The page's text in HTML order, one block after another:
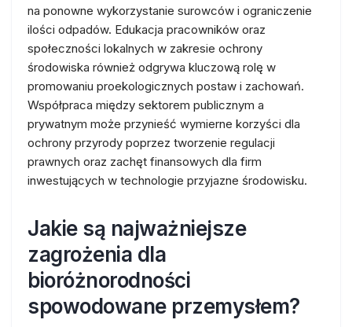
na ponowne wykorzystanie surowców i ograniczenie
ilości odpadów. Edukacja pracowników oraz
społeczności lokalnych w zakresie ochrony
środowiska również odgrywa kluczową rolę w
promowaniu proekologicznych postaw i zachowań.
Współpraca między sektorem publicznym a
prywatnym może przynieść wymierne korzyści dla
ochrony przyrody poprzez tworzenie regulacji
prawnych oraz zachęt finansowych dla firm
inwestujących w technologie przyjazne środowisku.
Jakie są najważniejsze
zagrożenia dla
bioróżnorodności
spowodowane przemysłem?